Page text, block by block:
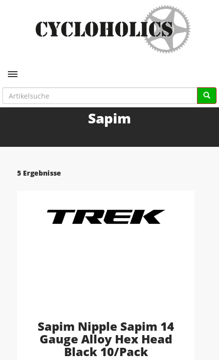
Toggle navigation
Sapim
5 Ergebnisse
Sapim Nipple Sapim 14
Gauge Alloy Hex Head
Black 10/Pack